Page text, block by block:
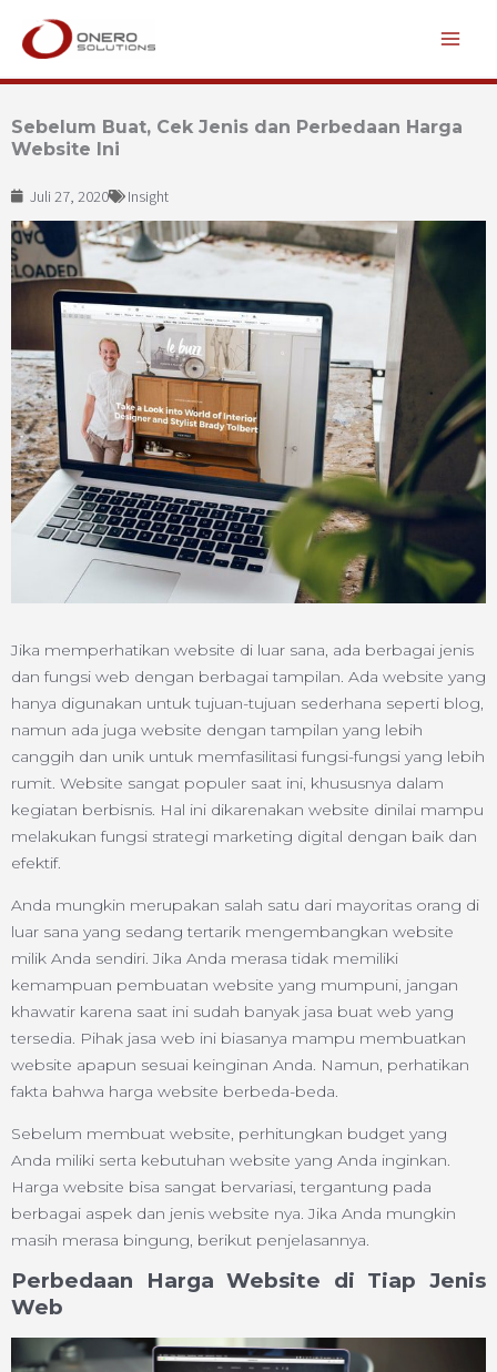
Lewati
Sebelum Buat, Cek Jenis dan Perbedaan Harga
Website Ini
Juli 27, 2020 Insight
Jika memperhatikan website di luar sana, ada berbagai jenis
dan fungsi web dengan berbagai tampilan. Ada website yang
hanya digunakan untuk tujuan-tujuan sederhana seperti blog,
namun ada juga website dengan tampilan yang lebih
canggih dan unik untuk memfasilitasi fungsi-fungsi yang lebih
rumit. Website sangat populer saat ini, khususnya dalam
kegiatan berbisnis. Hal ini dikarenakan website dinilai mampu
melakukan fungsi strategi marketing digital dengan baik dan
efektif.
Anda mungkin merupakan salah satu dari mayoritas orang di
luar sana yang sedang tertarik mengembangkan website
milik Anda sendiri. Jika Anda merasa tidak memiliki
kemampuan pembuatan website yang mumpuni, jangan
khawatir karena saat ini sudah banyak jasa buat web yang
tersedia. Pihak jasa web ini biasanya mampu membuatkan
website apapun sesuai keinginan Anda. Namun, perhatikan
fakta bahwa harga website berbeda-beda.
Sebelum membuat website, perhitungkan budget yang
Anda miliki serta kebutuhan website yang Anda inginkan.
Harga website bisa sangat bervariasi, tergantung pada
berbagai aspek dan jenis website nya. Jika Anda mungkin
masih merasa bingung, berikut penjelasannya.
Perbedaan Harga Website di Tiap Jenis
Web